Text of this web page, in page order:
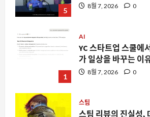
5
8월 7, 2026 0
1
AI
YC 스타트업 스쿨에
가 일상을 바꾸는 이
8월 7, 2026 0
스팀
스팀 리뷰의 진실성,